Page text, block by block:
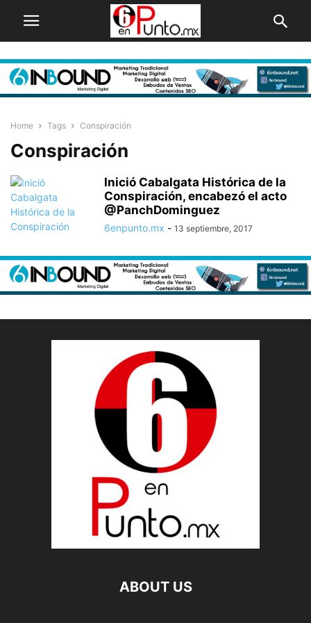
Home Tags Conspiración
Conspiración
Inició Cabalgata Histórica de la
Conspiración, encabezó el acto
@PanchDominguez
6enpunto.mx - 13 septiembre, 2017
ABOUT US